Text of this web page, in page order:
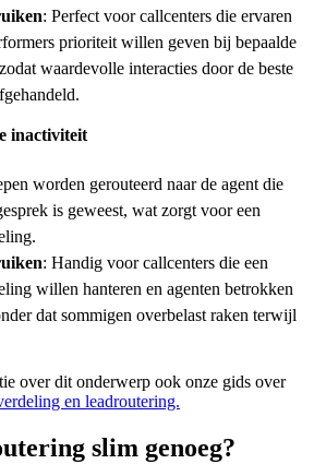
: Perfect voor callcenters die ervaren
prioriteit willen geven bij bepaalde
waardevolle interacties door de beste
inactiviteit
worden gerouteerd naar de agent die
is geweest, wat zorgt voor een
: Handig voor callcenters die een
willen hanteren en agenten betrokken
dat sommigen overbelast raken terwijl
over dit onderwerp ook onze gids over
en leadroutering.
slim genoeg?